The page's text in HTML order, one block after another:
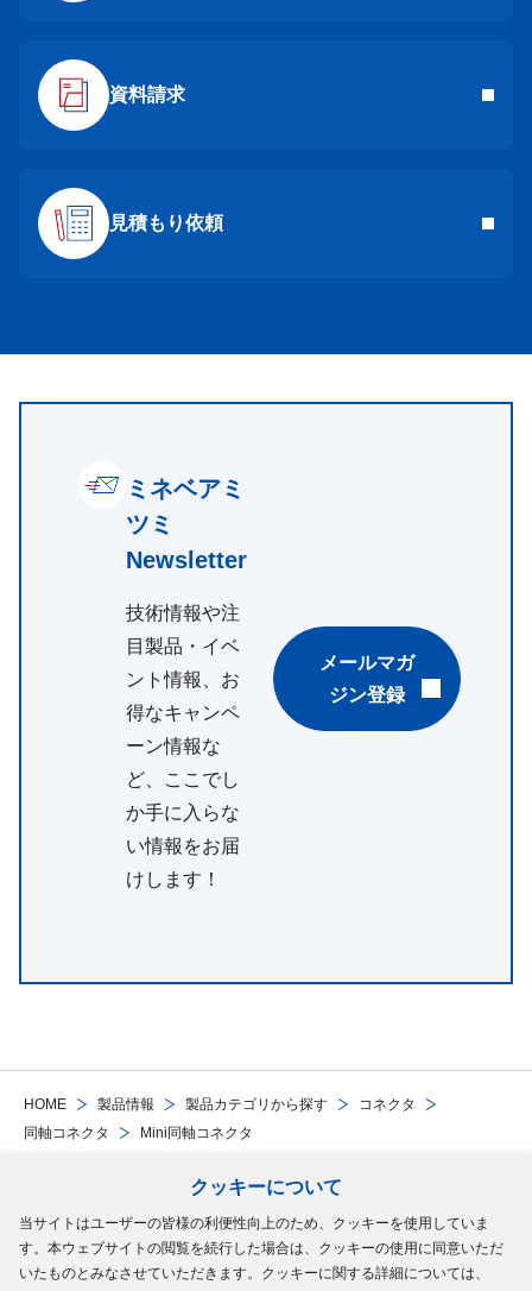
クッキーについて
当サイトはユーザーの皆様の利便性向上のため、クッキーを使用していま
す。本ウェブサイトの閲覧を続行した場合は、クッキーの使用に同意いただ
いたものとみなさせていただきます。クッキーに関する詳細については、
HOME 製品情報 製品カテゴリから探す
コネクタ
同軸コネクタ
Mini同軸コネクタ
資料請求
見積もり依頼
ミネベアミ
ツミ
Newsletter
技術情報や注
目製品・イベ
ント情報、お
得なキャンペ
ーン情報な
ど、ここでし
か手に入らな
い情報をお届
けします！
メールマガ
ジン登録
サイトマップご利用規約個人情報の保護についてクッキーポリシー